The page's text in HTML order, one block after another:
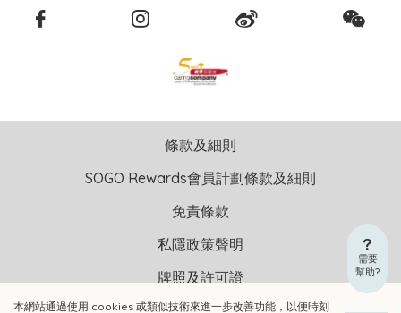
本網站通過使用 cookies 或類似技術來進一步改善功能，以便時刻
需要
幫助?
條款及細則
SOGO Rewards會員計劃條款及細則
免責條款
私隱政策聲明
牌照及許可證